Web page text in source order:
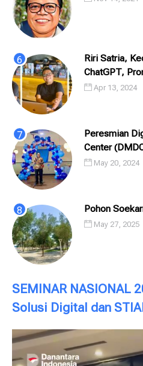
Riri Satria,
ChatGPT,
Apr 13, 2024
Peresmian
Center
Cipta Solusi
May 20, 2024
Pohon
May 27, 2025
SEMINAR NASIONAL
Solusi Digital dan